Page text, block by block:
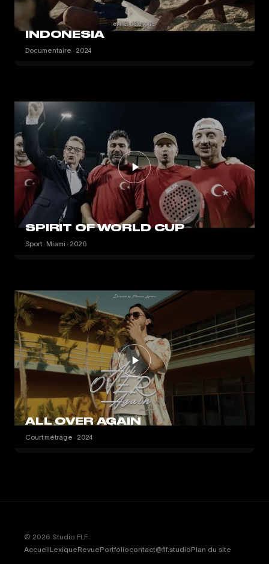
INDONESIA
Documentaire · 2024
SPIRIT OF WORLD CUP
Sport · Miami · 2026
ALL OVER AGAIN
Court métrage · 2024
© 2026 Studio FLF
AccueilLexiqueRevuePortfoliocontact@flf.studioPlan du site